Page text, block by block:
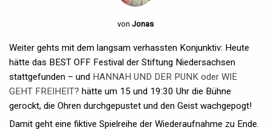
von Jonas
Weiter gehts mit dem langsam verhassten Konjunktiv: Heute
hätte das BEST OFF Festival der Stiftung Niedersachsen
stattgefunden – und HANNAH UND DER PUNK oder WIE
GEHT FREIHEIT? hätte um 15 und 19:30 Uhr die Bühne
gerockt, die Ohren durchgepustet und den Geist wachgepogt!
Damit geht eine fiktive Spielreihe der Wiederaufnahme zu Ende.